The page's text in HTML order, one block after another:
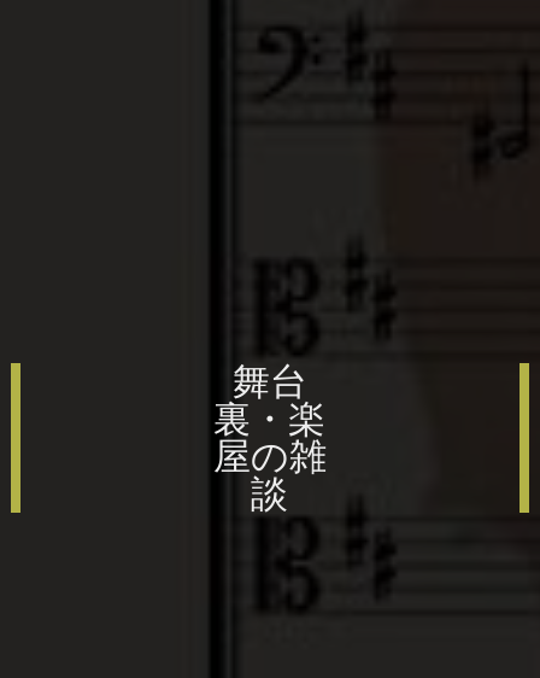
舞台
裏・楽
屋の雑
談